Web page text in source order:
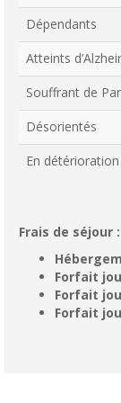
Dépendants
Atteints
Souffrant de
Désorientés
En
Frais de séjour :
Forfait
Forfait
Forfait